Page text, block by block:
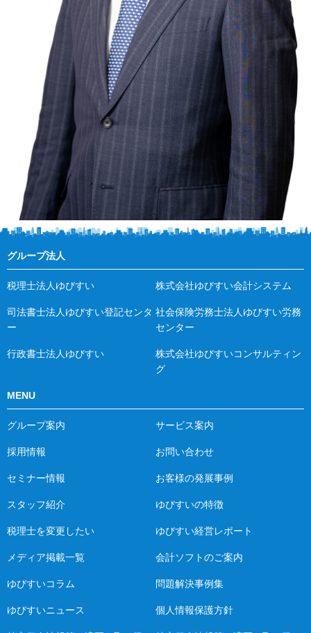
グループ法人
税理士法人ゆびすい 株式会社ゆびすい会計システム
司法書士法人ゆびすい登記センタ
ー
社会保険労務士法人ゆびすい労務
センター
行政書士法人ゆびすい
株式会社ゆびすいコンサルティン
グ
MENU
グループ案内 サービス案内
採用情報 お問い合わせ
セミナー情報 お客様の発展事例
スタッフ紹介 ゆびすいの特徴
税理士を変更したい ゆびすい経営レポート
メディア掲載一覧 会計ソフトのご案内
ゆびすいコラム 問題解決事例集
ゆびすいニュース 個人情報保護方針